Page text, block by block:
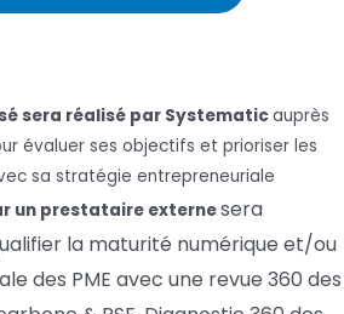
sera réalise ́ par Systematicauprès
évaluer ses objectifs et prioriser les
sa stratégie entrepreneuriale
un prestataire externesera
la maturité numérique et/ou
des PME avec une revue 360 des